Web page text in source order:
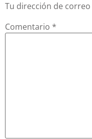
Tu dirección de
Comentario *